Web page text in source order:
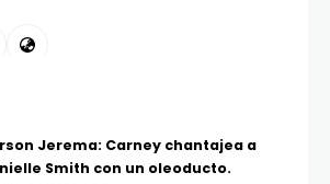
Jerema: Carney chantajea a
Smith con un oleoducto.